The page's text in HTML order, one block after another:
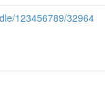
123456789/32964